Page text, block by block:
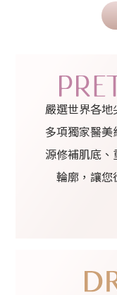
嚴選世界各地
多項獨家醫
源修補肌底
輪廓，讓您